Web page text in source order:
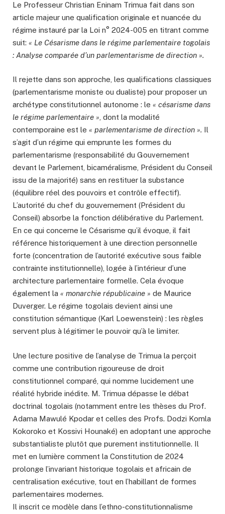
Le Professeur Christian Eninam Trimua fait dans son
article majeur une qualification originale et nuancée du
régime instauré par la Loi n° 2024-005 en titrant comme
suit: « Le Césarisme dans le régime parlementaire togolais
: Analyse comparée d’un parlementarisme de direction ».
Il rejette dans son approche, les qualifications classiques
(parlementarisme moniste ou dualiste) pour proposer un
archétype constitutionnel autonome : le « césarisme dans
le régime parlementaire », dont la modalité
contemporaine est le « parlementarisme de direction ». Il
s’agit d’un régime qui emprunte les formes du
parlementarisme (responsabilité du Gouvernement
devant le Parlement, bicaméralisme, Président du Conseil
issu de la majorité) sans en restituer la substance
(équilibre réel des pouvoirs et contrôle effectif).
L’autorité du chef du gouvernement (Président du
Conseil) absorbe la fonction délibérative du Parlement.
En ce qui concerne le Césarisme qu’il évoque, il fait
référence historiquement à une direction personnelle
forte (concentration de l’autorité exécutive sous faible
contrainte institutionnelle), logée à l’intérieur d’une
architecture parlementaire formelle. Cela évoque
également la « monarchie républicaine » de Maurice
Duverger. Le régime togolais devient ainsi une
constitution sémantique (Karl Loewenstein) : les règles
servent plus à légitimer le pouvoir qu’à le limiter.
Une lecture positive de l’analyse de Trimua la perçoit
comme une contribution rigoureuse de droit
constitutionnel comparé, qui nomme lucidement une
réalité hybride inédite. M. Trimua dépasse le débat
doctrinal togolais (notamment entre les thèses du Prof.
Adama Mawulé Kpodar et celles des Profs. Dodzi Komla
Kokoroko et Kossivi Hounaké) en adoptant une approche
substantialiste plutôt que purement institutionnelle. Il
met en lumière comment la Constitution de 2024
prolonge l’invariant historique togolais et africain de
centralisation exécutive, tout en l’habillant de formes
parlementaires modernes.
Il inscrit ce modèle dans l’ethno-constitutionnalisme